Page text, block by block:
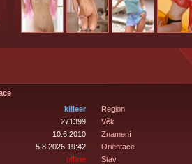
killeer
271399
10.6.2010
5.8.2026 19:42
offline
Region
Věk
Znamení
Orientace
Stav